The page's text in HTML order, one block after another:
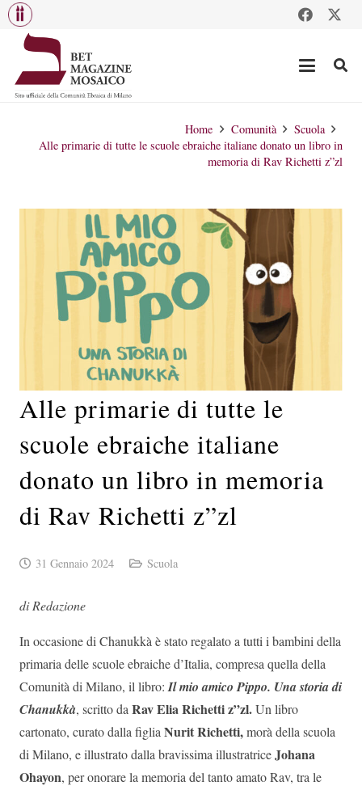
Home Comunità
Scuola
Alle primarie di tutte le scuole ebraiche italiane donato un libro in
memoria di Rav Richetti z”zl
Alle primarie di tutte le
scuole ebraiche italiane
donato un libro in memoria
di Rav Richetti z”zl
31 Gennaio 2024 Scuola
di Redazione
In occasione di Chanukkà è stato regalato a tutti i bambini della
primaria delle scuole ebraiche d’Italia, compresa quella della
Comunità di Milano, il libro:Il mio amico Pippo. Una storia di
Chanukkà, scritto daRav Elia Richetti z”zl.Un libro
cartonato, curato dalla figliaNurit Richetti,morà della scuola
di Milano, e illustrato dalla bravissima illustratriceJohana
Ohayon, per onorare la memoria del tanto amato Rav, tra le